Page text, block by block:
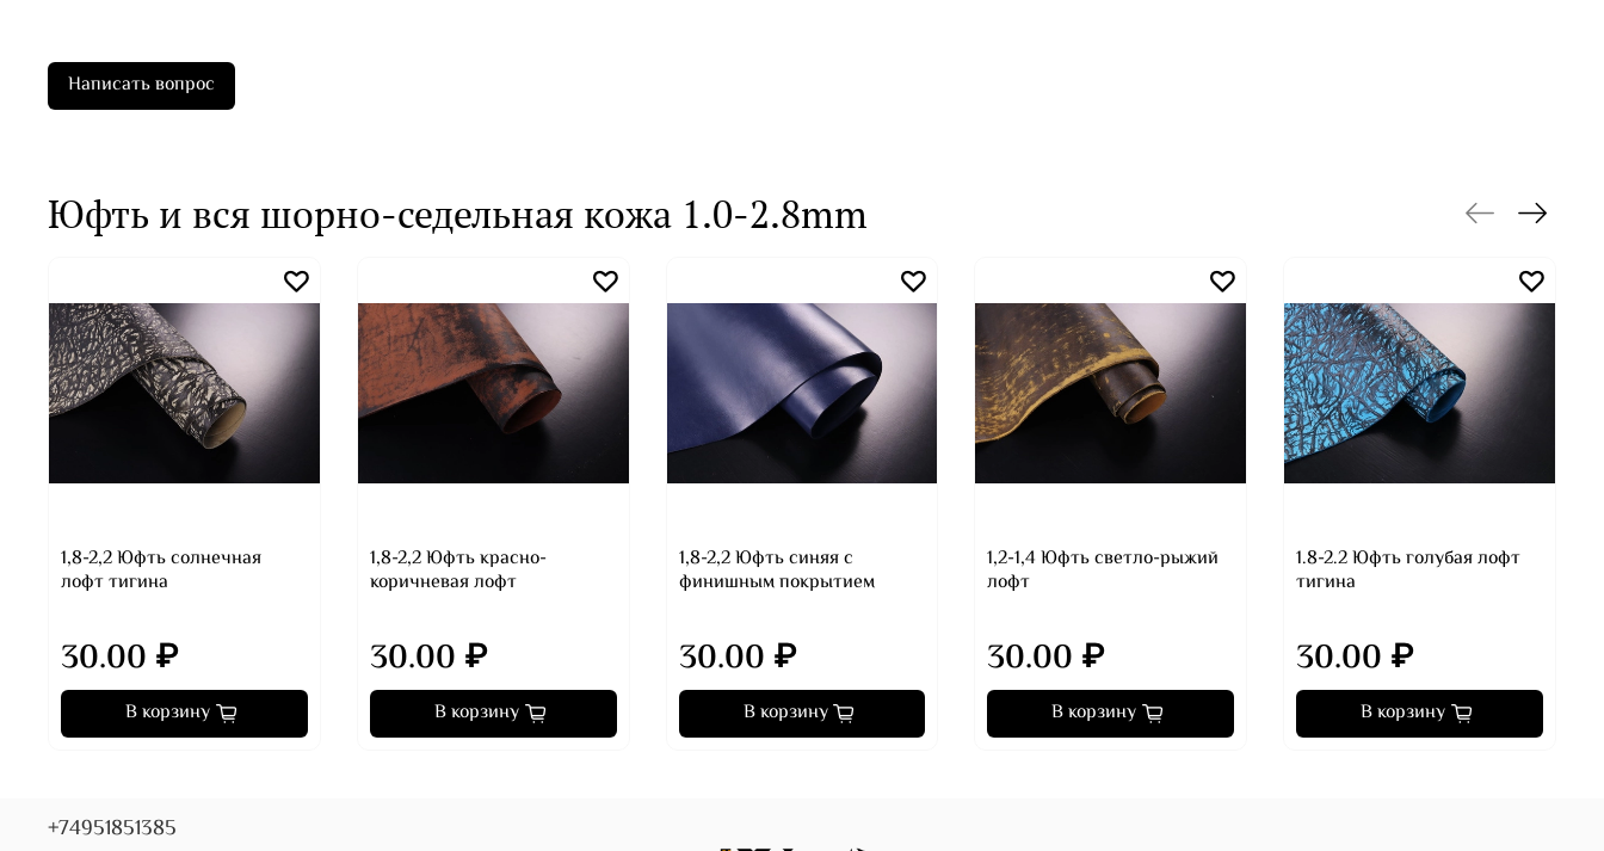
Написать вопрос
Юфть и вся шорно-седельная кожа 1.0-2.8mm
1,8-2,2 Юфть солнечная
лофт тигина
30.00 ₽
В корзину
1,8-2,2 Юфть красно-
коричневая лофт
30.00 ₽
В корзину
1,8-2,2 Юфть синяя с
финишным покрытием
30.00 ₽
В корзину
1,2-1,4 Юфть светло-рыжий
лофт
30.00 ₽
В корзину
1.8-2.2 Юфть голубая лофт
тигина
30.00 ₽
В корзину
+74951851385